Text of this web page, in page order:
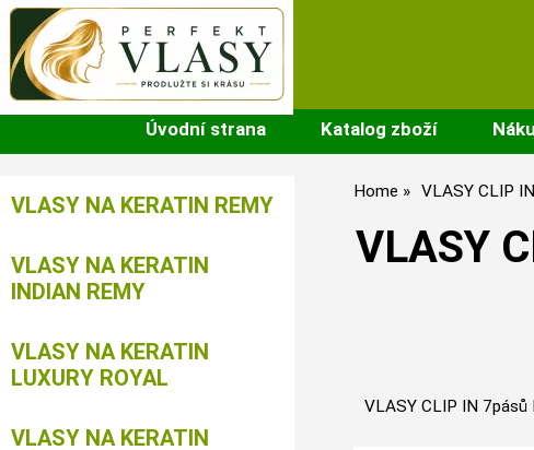
Úvodní strana Katalog zboží
Home VLASY CLIP IN
VLASY
VLASY CLIP IN
VLASY NA KERATIN REMY
VLASY NA KERATIN
INDIAN REMY
VLASY NA KERATIN
LUXURY ROYAL
VLASY NA KERATIN